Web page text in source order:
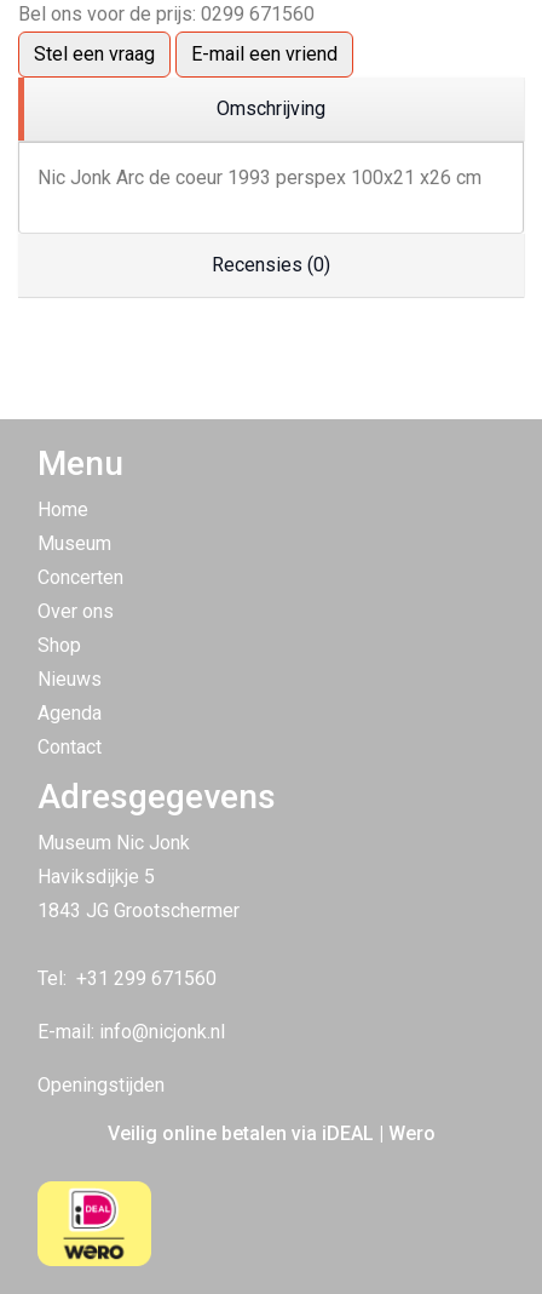
Bel ons voor de prijs: 0299 671560
Stel een vraag
E-mail een vriend
Omschrijving
Nic Jonk Arc de coeur 1993 perspex 100x21 x26 cm
Recensies (0)
Menu
Home
Museum
Concerten
Over ons
Shop
Nieuws
Agenda
Contact
Adresgegevens
Museum Nic Jonk
Haviksdijkje 5
1843 JG Grootschermer
Tel:+31 299 671560
E-mail: info@nicjonk.nl
Openingstijden
Veilig online betalen via iDEAL | Wero